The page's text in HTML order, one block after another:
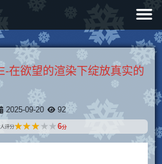
在欲望的渲染下绽放真实的
2025-09-20 92
人评分★★★★★
★★★★★ 6分